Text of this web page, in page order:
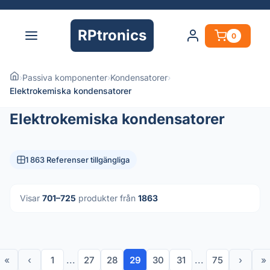
RPtronics 0
›Passiva komponenter›Kondensatorer›
Elektrokemiska kondensatorer
Elektrokemiska kondensatorer
1 863 Referenser tillgängliga
Visar 701–725 produkter från 1863
« ‹ 1 ... 27 28 29 30 31 ... 75 › »